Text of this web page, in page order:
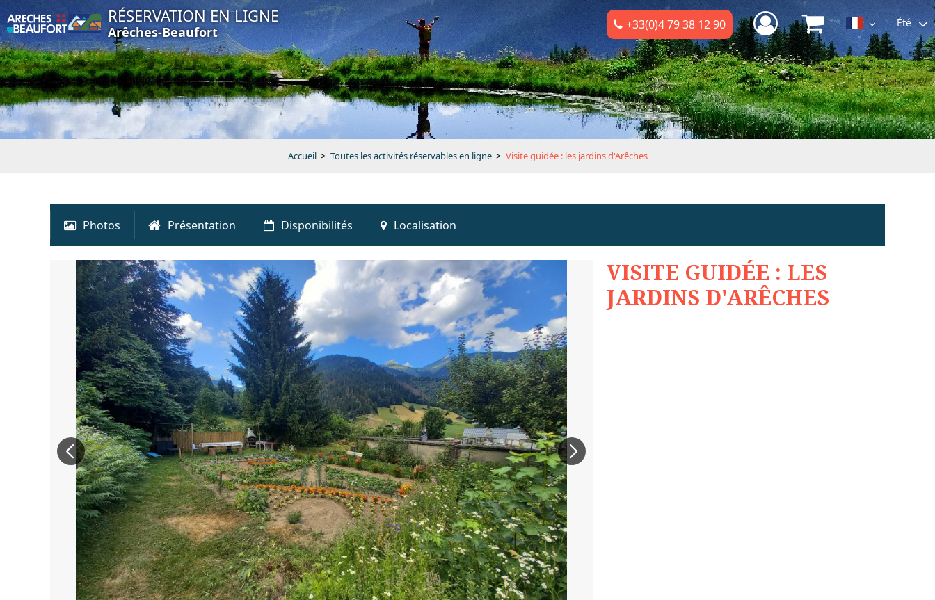
RÉSERVATION EN LIGNE
Arêches-Beaufort +33(0)4 79 38 12 90 Été
Accueil > Toutes les activités réservables en ligne > Visite guidée : les jardins d'Arêches
Photos Présentation Disponibilités Localisation
VISITE GUIDÉE : LES
JARDINS D'ARÊCHES